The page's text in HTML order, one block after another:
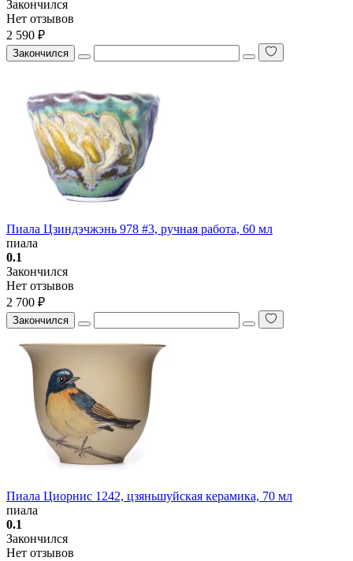
Закончился
Нет отзывов
2 590 ₽
Закончился
Пиала Цзиндэчжэнь 978 #3, ручная работа, 60 мл
пиала
0.1
Закончился
Нет отзывов
2 700 ₽
Закончился
Пиала Циорнис 1242, цзяньшуйская керамика, 70 мл
пиала
0.1
Закончился
Нет отзывов